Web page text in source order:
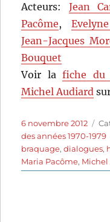
Acteurs: Jean
Pacôme,
Jean-Jacques
Bouquet
Voir lafiche
Michel Audiard
Publié
le
6 novembre 2012
des années 1970-1979
braquage,dialogues,
Maria Pacôme,